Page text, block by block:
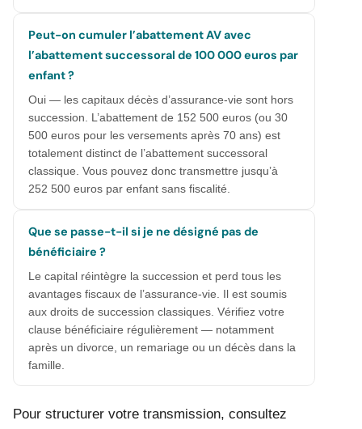
Peut-on cumuler l’abattement AV avec
l’abattement successoral de 100 000 euros par
enfant ?
Oui — les capitaux décès d’assurance-vie sont hors
succession. L’abattement de 152 500 euros (ou 30
500 euros pour les versements après 70 ans) est
totalement distinct de l’abattement successoral
classique. Vous pouvez donc transmettre jusqu’à
252 500 euros par enfant sans fiscalité.
Que se passe-t-il si je ne désigné pas de
bénéficiaire ?
Le capital réintègre la succession et perd tous les
avantages fiscaux de l’assurance-vie. Il est soumis
aux droits de succession classiques. Vérifiez votre
clause bénéficiaire régulièrement — notamment
après un divorce, un remariage ou un décès dans la
famille.
Pour structurer votre transmission, consultez